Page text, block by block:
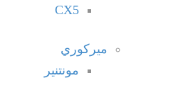
CX5
ميركوري
مونتنير